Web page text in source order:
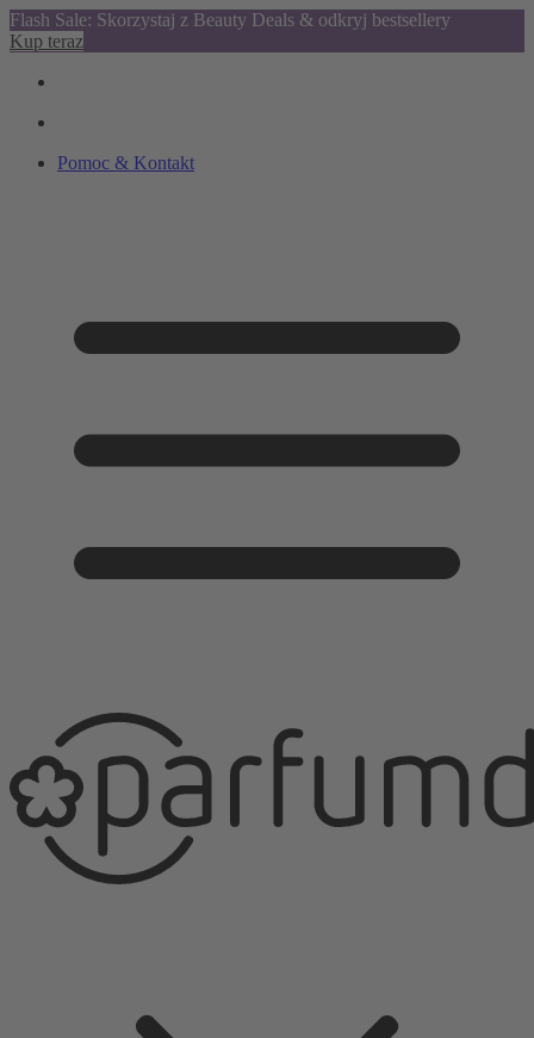
Flash Sale: Skorzystaj z Beauty Deals & odkryj bestsellery
Kup teraz
Pomoc & Kontakt